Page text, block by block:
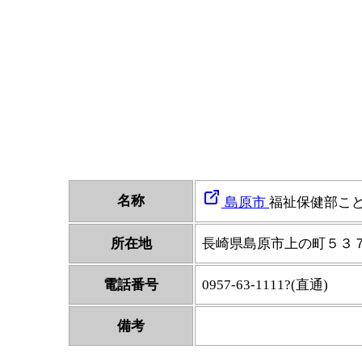
名称 島原市 福祉保健部こ
所在地 長崎県島原市上の町５３
電話番号 0957-63-1111?(直通)
備考